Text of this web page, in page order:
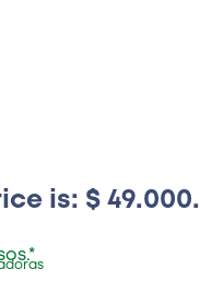
is: $ 49.000.